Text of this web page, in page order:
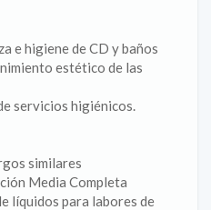
e higiene de CD y baños
estético de las
servicios higiénicos.
similares
Media Completa
líquidos para labores de